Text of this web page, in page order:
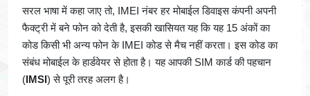
सरल भाषा में कहा जाए तो, IMEI नंबर हर मोबाईल डिवाइस कंपनी अपनी
फैक्ट्री में बने फोन को देती है, इसकी खासियत यह कि यह 15 अंकों का
कोड किसी भी अन्य फोन के IMEI कोड से मैच नहीं करता। इस कोड का
संबंध मोबाईल के हार्डवेयर से होता है। यह आपकी SIM कार्ड की पहचान
(IMSI) से पूरी तरह अलग है।